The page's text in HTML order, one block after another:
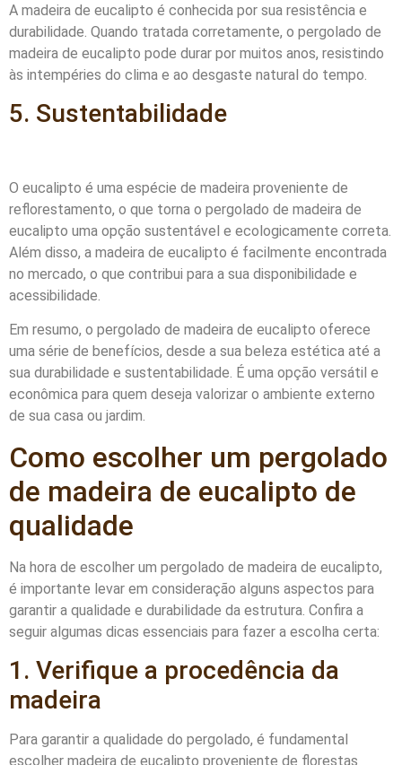
A madeira de eucalipto é conhecida por sua resistência e
durabilidade. Quando tratada corretamente, o pergolado de
madeira de eucalipto pode durar por muitos anos, resistindo
às intempéries do clima e ao desgaste natural do tempo.
5. Sustentabilidade
O eucalipto é uma espécie de madeira proveniente de
reflorestamento, o que torna o pergolado de madeira de
eucalipto uma opção sustentável e ecologicamente correta.
Além disso, a madeira de eucalipto é facilmente encontrada
no mercado, o que contribui para a sua disponibilidade e
acessibilidade.
Em resumo, o pergolado de madeira de eucalipto oferece
uma série de benefícios, desde a sua beleza estética até a
sua durabilidade e sustentabilidade. É uma opção versátil e
econômica para quem deseja valorizar o ambiente externo
de sua casa ou jardim.
Como escolher um pergolado
de madeira de eucalipto de
qualidade
Na hora de escolher um pergolado de madeira de eucalipto,
é importante levar em consideração alguns aspectos para
garantir a qualidade e durabilidade da estrutura. Confira a
seguir algumas dicas essenciais para fazer a escolha certa:
1. Verifique a procedência da
madeira
Para garantir a qualidade do pergolado, é fundamental
escolher madeira de eucalipto proveniente de florestas